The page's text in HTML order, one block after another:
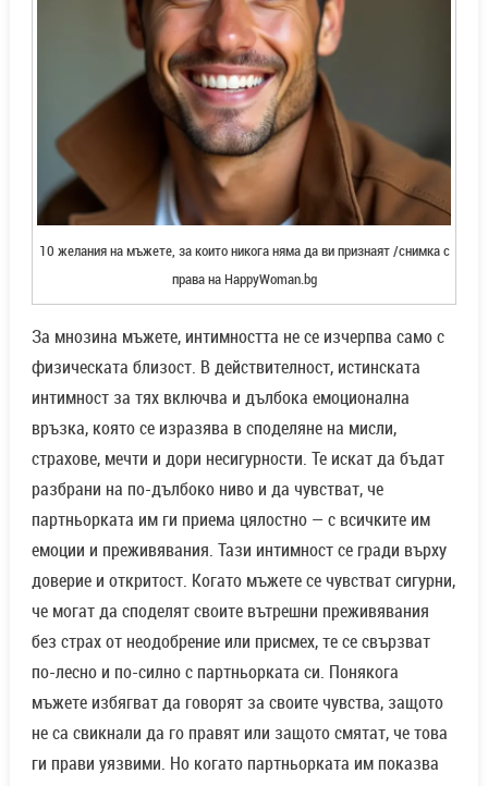
10 желания на мъжете, за които никога няма да ви признаят /снимка с
права на HappyWoman.bg
За мнозина мъжете, интимността не се изчерпва само с
физическата близост. В действителност, истинската
интимност за тях включва и дълбока емоционална
връзка, която се изразява в споделяне на мисли,
страхове, мечти и дори несигурности. Те искат да бъдат
разбрани на по-дълбоко ниво и да чувстват, че
партньорката им ги приема цялостно — с всичките им
емоции и преживявания. Тази интимност се гради върху
доверие и откритост. Когато мъжете се чувстват сигурни,
че могат да споделят своите вътрешни преживявания
без страх от неодобрение или присмех, те се свързват
по-лесно и по-силно с партньорката си. Понякога
мъжете избягват да говорят за своите чувства, защото
не са свикнали да го правят или защото смятат, че това
ги прави уязвими. Но когато партньорката им показва